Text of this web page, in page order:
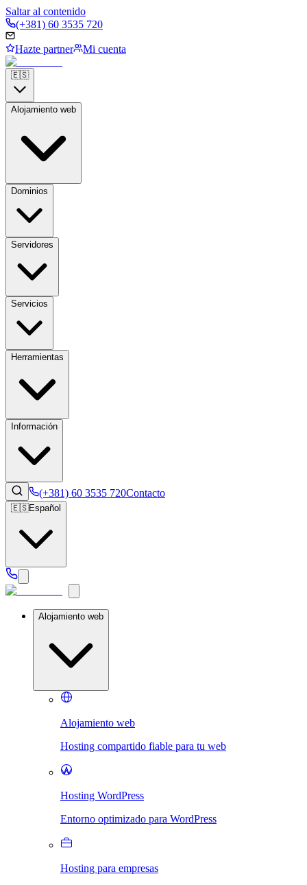
Saltar al contenido
(+381) 60 3535 720
Hazte partner Mi cuenta
🇪🇸
Alojamiento web
Dominios
Servidores
Servicios
Herramientas
Información
(+381) 60 3535 720Contacto
🇪🇸Español
Alojamiento web
Alojamiento web
Hosting compartido fiable para tu web
Hosting WordPress
Entorno optimizado para WordPress
Hosting para empresas